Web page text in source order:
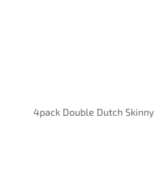
4pack Double Dutch